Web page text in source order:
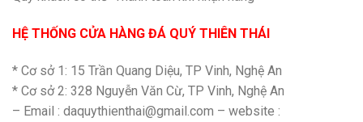
HỆ THỐNG CỬA HÀNG ĐÁ QUÝ THIÊN THÁI
* Cơ sở 1: 15 Trần Quang Diệu, TP Vinh, Nghệ An
* Cơ sở 2: 328 Nguyễn Văn Cừ, TP Vinh, Nghệ An
– Email : daquythienthai@gmail.com – website :